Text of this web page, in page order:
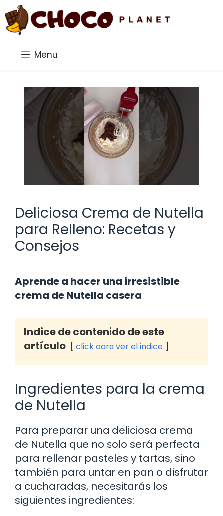
Saltar
al
contenido
Menu
Deliciosa Crema de Nutella
para Relleno: Recetas y
Consejos
Aprende a hacer una irresistible
crema de Nutella casera
Indice de contenido de este
artículo
click oara ver el indice
Ingredientes para la crema
de Nutella
Para preparar una deliciosa crema
de Nutella que no solo será perfecta
para rellenar pasteles y tartas, sino
también para untar en pan o disfrutar
a cucharadas, necesitarás los
siguientes ingredientes: